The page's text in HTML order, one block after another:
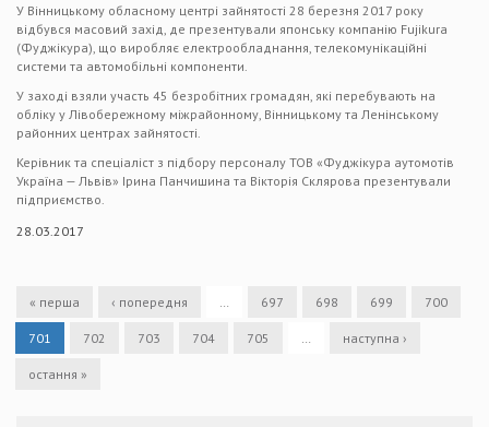
У Вінницькому обласному центрі зайнятості 28 березня 2017 року
відбувся масовий захід, де презентували японську компанію Fujikura
(Фуджікура), що виробляє електрообладнання, телекомунікаційні
системи та автомобільні компоненти.
У заході взяли участь 45 безробітних громадян, які перебувають на
обліку у Лівобережному міжрайонному, Вінницькому та Ленінському
районних центрах зайнятості.
Керівник та спеціаліст з підбору персоналу ТОВ «Фуджікура аутомотів
Україна — Львів» Ірина Панчишина та Вікторія Склярова презентували
підприємство.
28.03.2017
« перша ‹ попередня 697 698 699 700
701 702 703 704 705 наступна ›
остання »